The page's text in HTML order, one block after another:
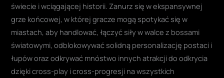
świecie i wciągającej historii. Zanurz się w ekspansywnej
grze końcowej, w której gracze mogą spotykać się w
miastach, aby handlować, łączyć siły w walce z bossami
światowymi, odblokowywać solidną personalizację postaci i
łupów oraz odkrywać mnóstwo innych atrakcji do odkrycia
dzięki cross-play i cross-progresji na wszystkich